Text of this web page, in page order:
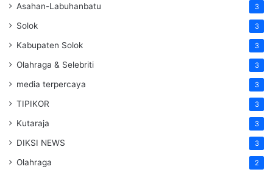
Asahan-Labuhanbatu 3
Solok 3
Kabupaten Solok 3
Olahraga & Selebriti 3
media terpercaya 3
TIPIKOR 3
Kutaraja 3
DIKSI NEWS 3
Olahraga 2